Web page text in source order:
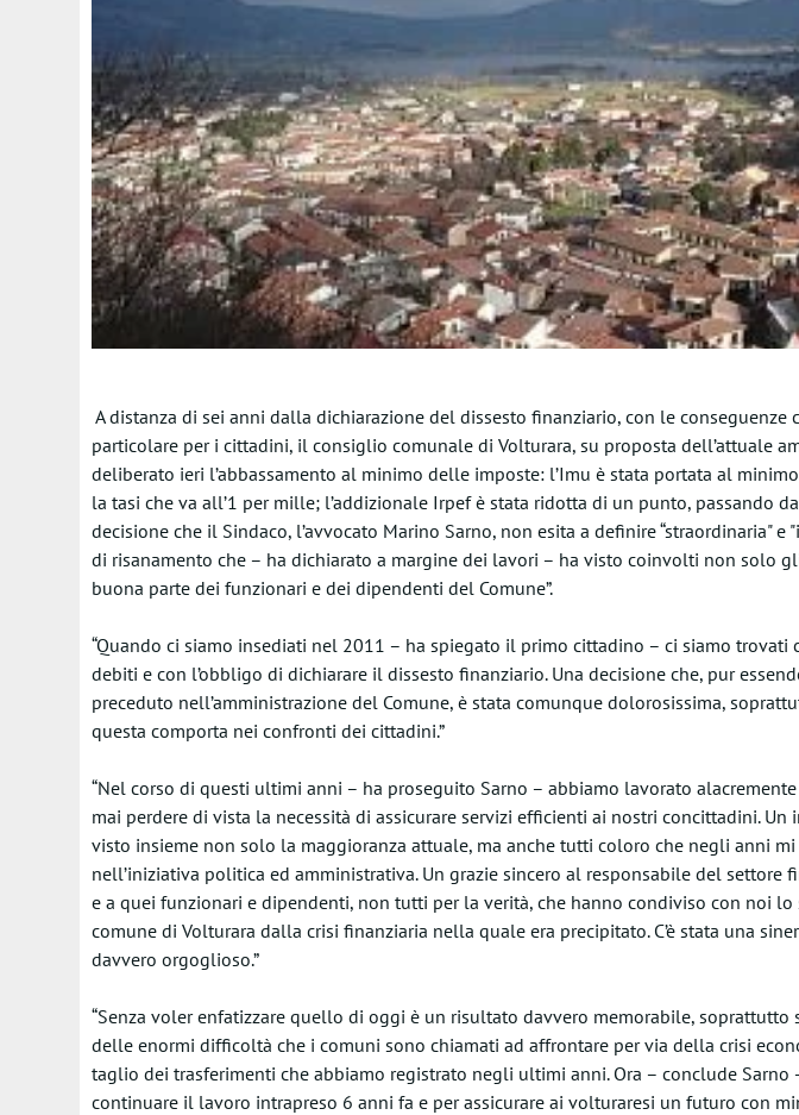
A distanza di sei anni dalla dichiarazione del dissesto finanziario, con le conseguenze
particolare per i cittadini, il consiglio comunale di Volturara, su proposta dell’attuale
deliberato ieri l’abbassamento al minimo delle imposte: l’Imu è stata portata al
la tasi che va all’1 per mille; l’addizionale Irpef è stata ridotta di un punto, passando
decisione che il Sindaco, l’avvocato Marino Sarno, non esita a definire “straordinaria"
di risanamento che – ha dichiarato a margine dei lavori – ha visto coinvolti non solo
buona parte dei funzionari e dei dipendenti del Comune”.
“Quando ci siamo insediati nel 2011 – ha spiegato il primo cittadino – ci siamo trovati
debiti e con l’obbligo di dichiarare il dissesto finanziario. Una decisione che, pur
preceduto nell’amministrazione del Comune, è stata comunque dolorosissima,
questa comporta nei confronti dei cittadini.”
“Nel corso di questi ultimi anni – ha proseguito Sarno – abbiamo lavorato
mai perdere di vista la necessità di assicurare servizi efficienti ai nostri concittadini. Un
visto insieme non solo la maggioranza attuale, ma anche tutti coloro che negli anni
nell’iniziativa politica ed amministrativa. Un grazie sincero al responsabile del settore
e a quei funzionari e dipendenti, non tutti per la verità, che hanno condiviso con noi
comune di Volturara dalla crisi finanziaria nella quale era precipitato. C’è stata una
davvero orgoglioso.”
“Senza voler enfatizzare quello di oggi è un risultato davvero memorabile,
delle enormi difficoltà che i comuni sono chiamati ad affrontare per via della crisi
taglio dei trasferimenti che abbiamo registrato negli ultimi anni. Ora – conclude Sarno
continuare il lavoro intrapreso 6 anni fa e per assicurare ai volturaresi un futuro con